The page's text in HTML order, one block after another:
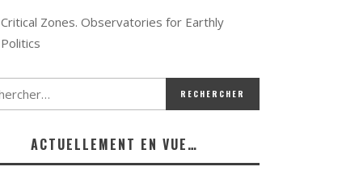
Critical Zones. Observatories for Earthly
Politics
ACTUELLEMENT EN VUE…